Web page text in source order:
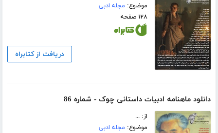
موضوع: مجله ادبی
۱۲۸ صفحه
دریافت از کتابراه
دانلود ماهنامه ادبیات داستانی چوک - شماره 86
از: ...
موضوع: مجله ادبی